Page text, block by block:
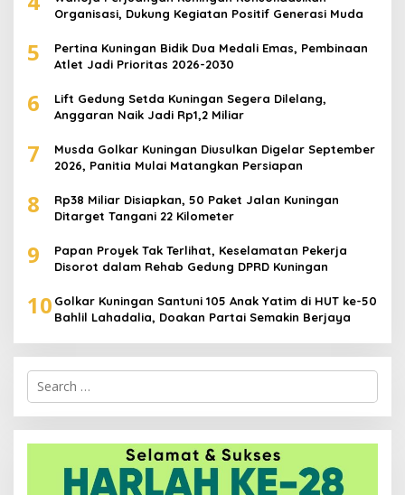
Organisasi, Dukung Kegiatan Positif Generasi Muda
5
Pertina Kuningan Bidik Dua Medali Emas, Pembinaan
Atlet Jadi Prioritas 2026-2030
6
Lift Gedung Setda Kuningan Segera Dilelang,
Anggaran Naik Jadi Rp1,2 Miliar
7
Musda Golkar Kuningan Diusulkan Digelar September
2026, Panitia Mulai Matangkan Persiapan
8
Rp38 Miliar Disiapkan, 50 Paket Jalan Kuningan
Ditarget Tangani 22 Kilometer
9
Papan Proyek Tak Terlihat, Keselamatan Pekerja
Disorot dalam Rehab Gedung DPRD Kuningan
10 Golkar Kuningan Santuni 105 Anak Yatim di HUT ke-50
Bahlil Lahadalia, Doakan Partai Semakin Berjaya
Search
for: